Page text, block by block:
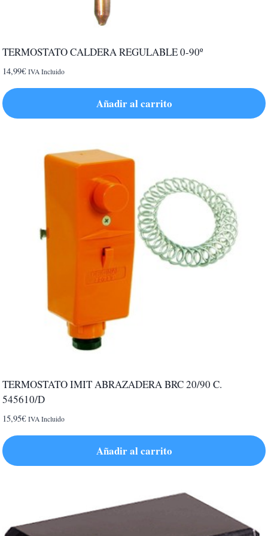
TERMOSTATO CALDERA REGULABLE 0-90º
14,99€ IVA Incluido
Añadir al carrito
TERMOSTATO IMIT ABRAZADERA BRC 20/90 C.
545610/D
15,95€ IVA Incluido
Añadir al carrito